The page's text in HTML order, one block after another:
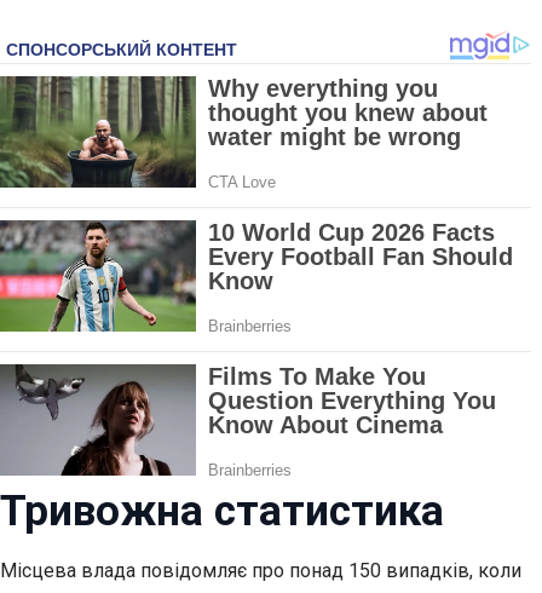
Тривожна статистика
Місцева влада повідомляє про понад 150 випадків, коли